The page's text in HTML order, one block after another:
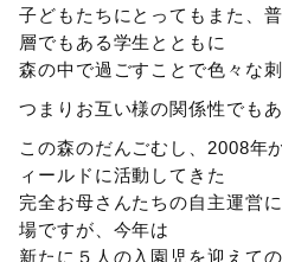
子どもたちにとってもまた、
層でもある学生とともに
森の中で過ごすことで色々な
つまりお互い様の関係性でもあ
この森のだんごむし、2008年
ィールドに活動してきた
完全お母さんたちの自主運営
場ですが、今年は
新たに５人の入園児を迎えて